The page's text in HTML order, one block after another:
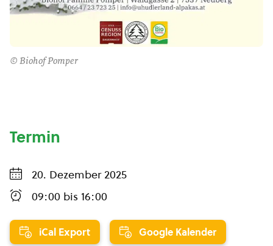
© Biohof Pomper
Termin
20. Dezember 2025
09:00 bis 16:00
iCal Export Google Kalender